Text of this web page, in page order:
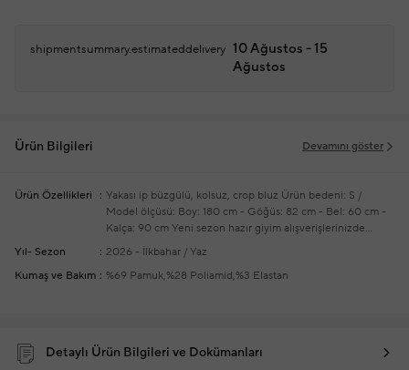
shipmentsummary.estimateddelivery 10 Ağustos - 15
Ağustos
Ürün Bilgileri Devamını göster
Ürün Özellikleri Yakası ip büzgülü, kolsuz, crop bluz Ürün bedeni: S /
Model ölçüsü: Boy: 180 cm - Göğüs: 82 cm - Bel: 60 cm -
Kalça: 90 cm Yeni sezon hazır giyim alışverişlerinizde
ücretsiz tadilat yapılmaktadır
Yıl- Sezon
2026 - İlkbahar / Yaz
Kumaş ve Bakım
%69 Pamuk,%28 Poliamid,%3 Elastan
Detaylı Ürün Bilgileri ve Dokümanları